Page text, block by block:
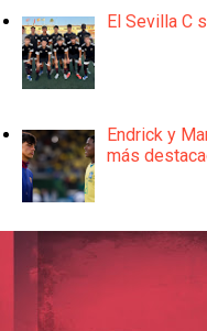
El Sevilla C
Endrick y
más